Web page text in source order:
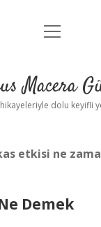
Anasayfa
Yasal Uyarı
menüyü
Macera
dolu keyifli
etkisi ne
Demek